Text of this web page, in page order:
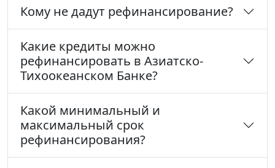
Кому не дадут рефинансирование?
Какие кредиты можно
рефинансировать в Азиатско-
Тихоокеанском Банке?
Какой минимальный и
максимальный срок
рефинансирования?